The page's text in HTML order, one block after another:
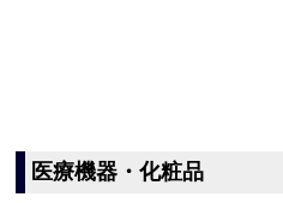
医療機器・化粧品